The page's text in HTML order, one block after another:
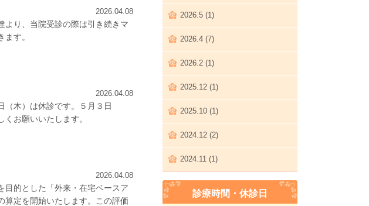
2026.04.08
より、当院受診の際は引き続きマ
す。
2026.04.08
（木）は休診です。５月３日
お願いいたします。
2026.04.08
目的とした「外来・在宅ベースア
定を開始いたします。この評価
2026.5 (1)
2026.4 (7)
2026.2 (1)
2025.12 (1)
2025.10 (1)
2024.12 (2)
2024.11 (1)
診療時間・休診日